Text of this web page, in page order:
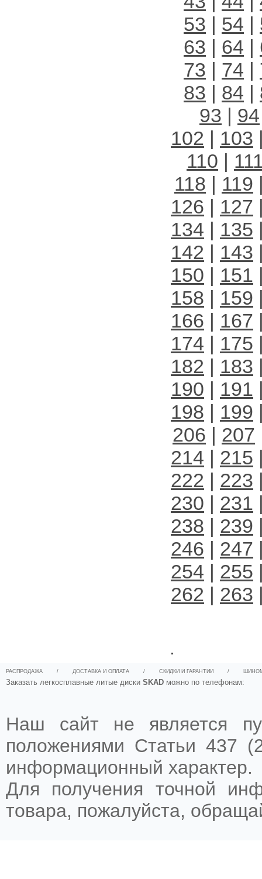
53 | 54 |
63 | 64 |
73 | 74 |
83 | 84 |
93 | 94
102 | 103
110 |
118 | 119
126 | 127
134 | 135
142 | 143
150 | 151
158 | 159
166 | 167
174 | 175
182 | 183
190 | 191
198 | 199
206 | 207
214 | 215
222 | 223
230 | 231
238 | 239
246 | 247
254 | 255
262 | 263
.
РАСПРОДАЖА / ДОСТАВКА И ОПЛАТА / СКИДКИ И ГАРАНТИИ /
Заказать легкосплавные литые диски SKAD можно по телефонам:
Наш сайт не является
положениями Статьи 437
информационный характер.
Для получения точной
товара, пожалуйста,